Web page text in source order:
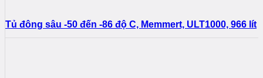
Tủ đông sâu -50 đến -86 độ C, Memmert, ULT1000, 966 lít